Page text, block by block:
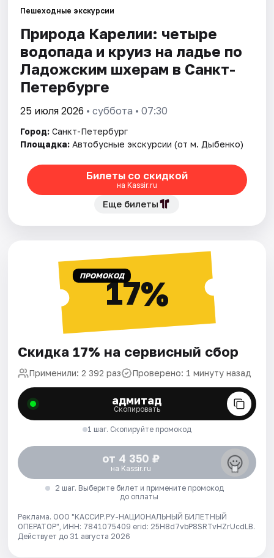
Пешеходные экскурсии
Природа Карелии: четыре
водопада и круиз на ладье по
Ладожским шхерам в Санкт-
Петербурге
25 июля 2026 • суббота • 07:30
Город: Санкт-Петербург
Площадка: Автобусные экскурсии (от м. Дыбенко)
Билеты со скидкой
на Kassir.ru
Еще билеты
ПРОМОКОД17%
Скидка 17% на сервисный сбор
Применили: 2 392 раз Проверено: 1 минуту назад
адмитад
Скопировать
1 шаг. Скопируйте промокод
от 4 350 ₽
на Kassir.ru
2 шаг. Выберите билет и примените промокод
до оплаты
Реклама. ООО "КАССИР.РУ-НАЦИОНАЛЬНЫЙ БИЛЕТНЫЙ
ОПЕРАТОР", ИНН: 7841075409 erid: 25H8d7vbP8SRTvHZrUcdLB.
Действует до 31 августа 2026